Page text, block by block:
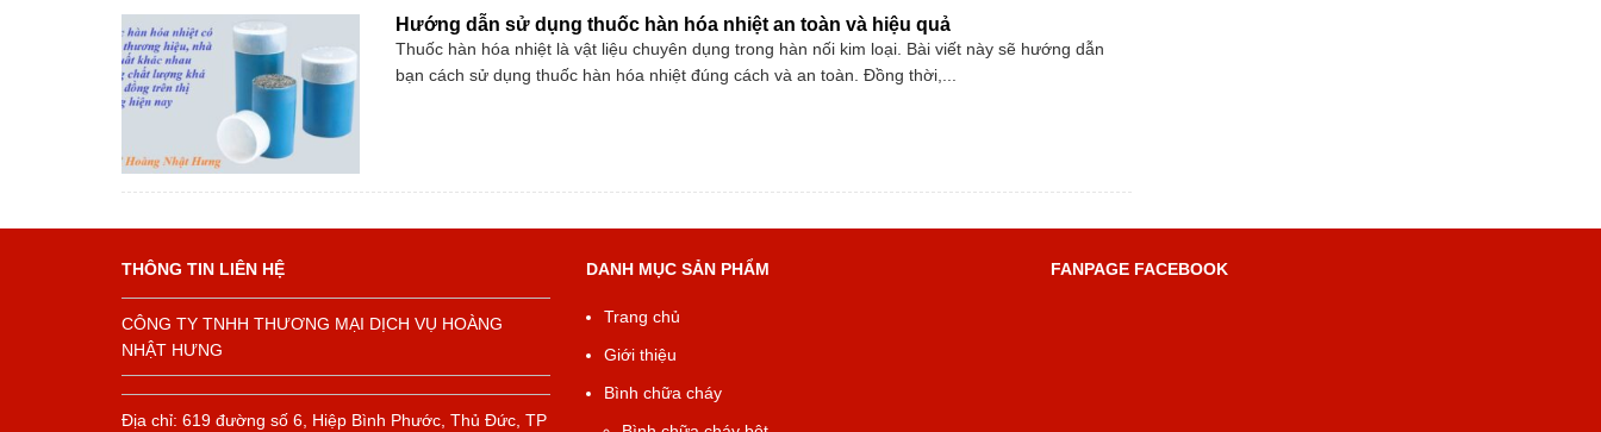
Hướng dẫn sử dụng thuốc hàn hóa nhiệt an toàn và hiệu quả
Thuốc hàn hóa nhiệt là vật liệu chuyên dụng trong hàn nối kim loại. Bài viết này sẽ hướng dẫn
bạn cách sử dụng thuốc hàn hóa nhiệt đúng cách và an toàn. Đồng thời,...
THÔNG TIN LIÊN HỆ
CÔNG TY TNHH THƯƠNG MẠI DỊCH VỤ HOÀNG
NHẬT HƯNG
Địa chỉ: 619 đường số 6, Hiệp Bình Phước, Thủ Đức, TP
DANH MỤC SẢN PHẨM
Trang chủ
Giới thiệu
Bình chữa cháy
FANPAGE FACEBOOK